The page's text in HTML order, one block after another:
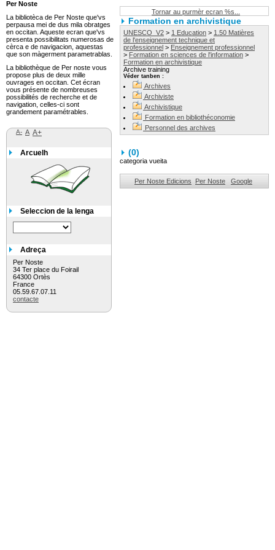
Tornar au purmèr ecran %s...
Formation en archivistique
UNESCO_V2 > 1 Education > 1.50 Matières
de l'enseignement technique et
professionnel > Enseignement professionnel
> Formation en sciences de l'information >
Formation en archivistique
Archive training
Véder tanben :
Archives
Archiviste
Archivistique
Formation en bibliothéconomie
Personnel des archives
(0)
categoria vueita
Per Noste Edicions Per Noste Google
Per Noste
La bibliotèca de Per Noste que'vs
perpausa mei de dus mila obratges
en occitan. Aqueste ecran que'vs
presenta possibilitats numerosas de
cèrca e de navigacion, aquestas
que son màgerment parametrablas.
La bibliothèque de Per noste vous
propose plus de deux mille
ouvrages en occitan. Cet écran
vous présente de nombreuses
possibilités de recherche et de
navigation, celles-ci sont
grandement paramétrables.
A- A A+
Arcuelh
Seleccion de la lenga
Adreça
Per Noste
34 Ter place du Foirail
64300 Ortès
France
05.59.67.07.11
contacte